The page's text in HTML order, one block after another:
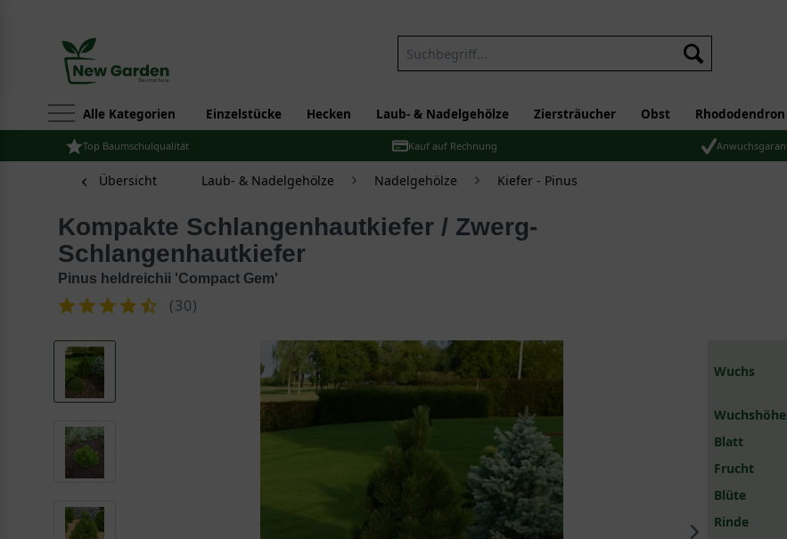
Alle Kategorien Einzelstücke Hecken Laub- & Nadelgehölze Ziersträucher Obst Rhododendron
Top Baumschulqualität Kauf auf Rechnung
Übersicht Laub- & Nadelgehölze Nadelgehölze Kiefer - Pinus
Kompakte Schlangenhautkiefer / Zwerg-
Schlangenhautkiefer
Pinus heldreichii 'Compact Gem'
(30)
Wuchs
Wuchshöhe
Blatt
Frucht
Blüte
Rinde